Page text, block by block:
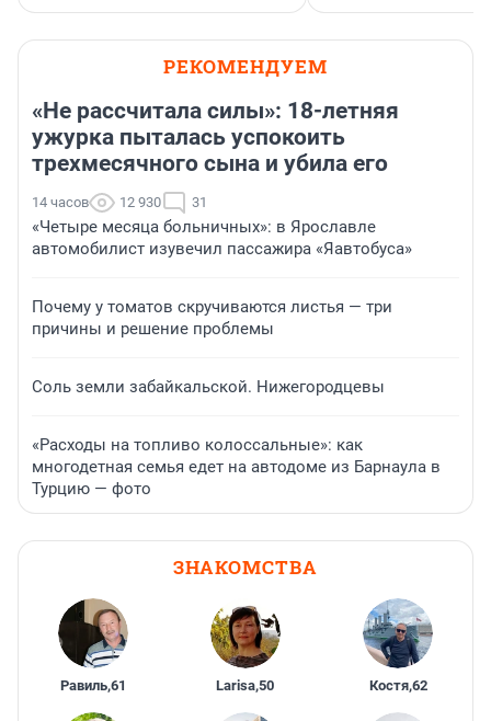
РЕКОМЕНДУЕМ
«Не рассчитала силы»: 18-летняя
ужурка пыталась успокоить
трехмесячного сына и убила его
14 часов 12 930 31
«Четыре месяца больничных»: в Ярославле
автомобилист изувечил пассажира «Яавтобуса»
Почему у томатов скручиваются листья — три
причины и решение проблемы
Соль земли забайкальской. Нижегородцевы
«Расходы на топливо колоссальные»: как
многодетная семья едет на автодоме из Барнаула в
Турцию — фото
ЗНАКОМСТВА
Равиль,61 Larisa,50 Костя,62